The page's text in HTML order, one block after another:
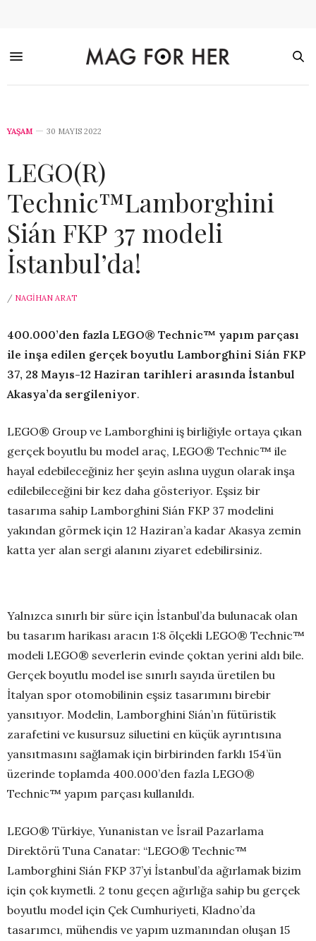
YAŞAM 30 MAYIS 2022
LEGO(R)
Technic™Lamborghini
Sián FKP 37 modeli
İstanbul’da!
/ NAGIHAN ARAT
400.000’den fazla LEGO® Technic™ yapım parçası
ile inşa edilen gerçek boyutlu Lamborghini Sián FKP
37, 28 Mayıs-12 Haziran tarihleri arasında İstanbul
Akasya’da sergileniyor.
LEGO® Group ve Lamborghini iş birliğiyle ortaya çıkan
gerçek boyutlu bu model araç, LEGO® Technic™ ile
hayal edebileceğiniz her şeyin aslına uygun olarak inşa
edilebileceğini bir kez daha gösteriyor. Eşsiz bir
tasarıma sahip Lamborghini Sián FKP 37 modelini
yakından görmek için 12 Haziran’a kadar Akasya zemin
katta yer alan sergi alanını ziyaret edebilirsiniz.
Yalnızca sınırlı bir süre için İstanbul’da bulunacak olan
bu tasarım harikası aracın 1:8 ölçekli LEGO® Technic™
modeli LEGO® severlerin evinde çoktan yerini aldı bile.
Gerçek boyutlu model ise sınırlı sayıda üretilen bu
İtalyan spor otomobilinin eşsiz tasarımını birebir
yansıtıyor. Modelin, Lamborghini Sián’ın fütüristik
zarafetini ve kusursuz siluetini en küçük ayrıntısına
yansıtmasını sağlamak için birbirinden farklı 154’ün
üzerinde toplamda 400.000’den fazla LEGO®
Technic™ yapım parçası kullanıldı.
LEGO® Türkiye, Yunanistan ve İsrail Pazarlama
Direktörü Tuna Canatar: “LEGO® Technic™
Lamborghini Sián FKP 37’yi İstanbul’da ağırlamak bizim
için çok kıymetli. 2 tonu geçen ağırlığa sahip bu gerçek
boyutlu model için Çek Cumhuriyeti, Kladno’da
tasarımcı, mühendis ve yapım uzmanından oluşan 15